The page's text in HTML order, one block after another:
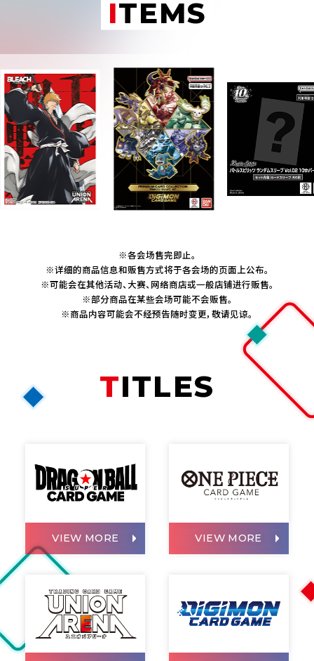
ITEMS
※各会场售完即止。
※详细的商品信息和贩售方式将于各会场的页面上公布。
※可能会在其他活动、大赛、网络商店或一般店铺进行贩售。
※部分商品在某些会场可能不会贩售。
※商品内容可能会不经预告随时变更，敬请见谅。
TITLES
VIEW MORE VIEW MORE